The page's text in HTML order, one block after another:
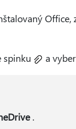
Office,
spinku a
.